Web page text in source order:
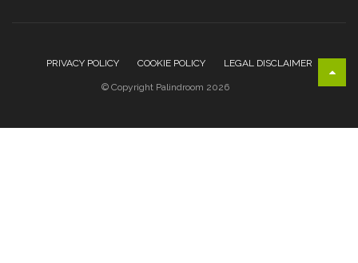
PRIVACY POLICY COOKIE POLICY LEGAL DISCLAIMER
© Copyright Palindroom 2026